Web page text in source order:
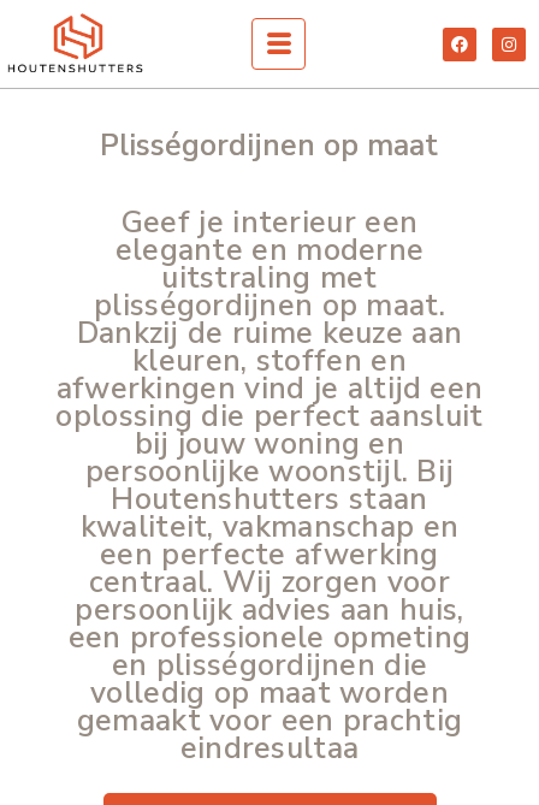
de
F
a
c
e
I
n
s
t
Plisségordijnen op maat
Geef je interieur een
elegante en moderne
uitstraling met
plisségordijnen op maat.
Dankzij de ruime keuze aan
kleuren, stoffen en
afwerkingen vind je altijd een
oplossing die perfect aansluit
bij jouw woning en
persoonlijke woonstijl. Bij
Houtenshutters staan
kwaliteit, vakmanschap en
een perfecte afwerking
centraal. Wij zorgen voor
persoonlijk advies aan huis,
een professionele opmeting
en plisségordijnen die
volledig op maat worden
gemaakt voor een prachtig
eindresultaa
........